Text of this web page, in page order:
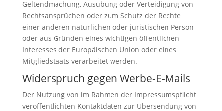
Geltendmachung, Ausübung oder Verteidigung von
Rechtsansprüchen oder zum Schutz der Rechte
einer anderen natürlichen oder juristischen Person
oder aus Gründen eines wichtigen öffentlichen
Interesses der Europäischen Union oder eines
Mitgliedstaats verarbeitet werden.
Widerspruch gegen Werbe-E-Mails
Der Nutzung von im Rahmen der Impressumspflicht
veröffentlichten Kontaktdaten zur Übersendung von